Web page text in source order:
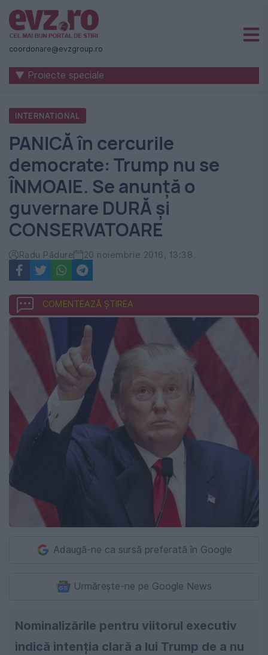
Știri
naționale
internaționale
România
-
Evenimentul
Zilei
coordonare@evzgroup.ro
▼ Proiecte speciale
INTERNATIONAL
PANICĂ în cercurile
democrate: Trump nu se
ÎNMOAIE. Se anunță o
guvernare DURĂ și
CONSERVATOARE
Radu Pădure 20 noiembrie 2016, 13:38
COMENTEAZĂ ȘTIREA
Adaugă-ne ca sursă preferată în Google
Urmărește-ne pe Google News
Nominalizările pentru viitorul executiv
indică intenția clară a lui Trump de a nu